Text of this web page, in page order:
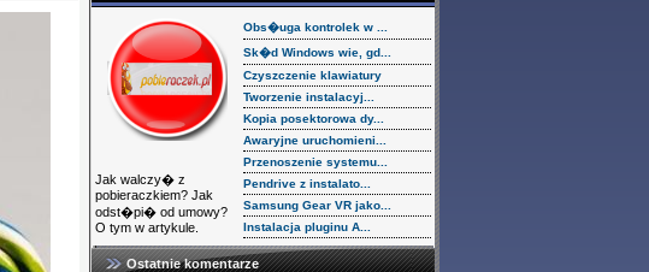
Jak walczy� z
pobieraczkiem? Jak
odst�pi� od umowy?
O tym w artykule.
Obs�uga kontrolek w ...
Sk�d Windows wie, gd...
Czyszczenie klawiatury
Tworzenie instalacyj...
Kopia posektorowa dy...
Awaryjne uruchomieni...
Przenoszenie systemu...
Pendrive z instalato...
Samsung Gear VR jako...
Instalacja pluginu A...
Ostatnie komentarze